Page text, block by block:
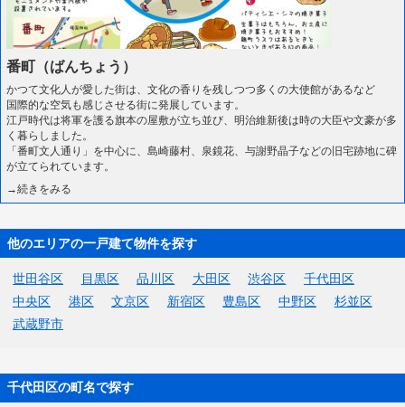
番町（ばんちょう）
かつて文化人が愛した街は、文化の香りを残しつつ多くの大使館があるなど
国際的な空気も感じさせる街に発展しています。
江戸時代は将軍を護る旗本の屋敷が立ち並び、明治維新後は時の大臣や文豪が多
く暮らしました。
「番町文人通り」を中心に、島崎藤村、泉鏡花、与謝野晶子などの旧宅跡地に碑
が立てられています。
→続きをみる
他のエリアの一戸建て物件を探す
世田谷区 目黒区 品川区 大田区 渋谷区
千代田区
中央区
港区 文京区 新宿区 豊島区 中野区
杉並区
武蔵野市
千代田区の町名で探す